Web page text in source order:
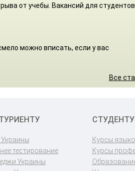
от учебы. Вакансий для
можно вписать, если у вас
Все
тестирование
Украины
СТУДЕНТУ
Курсы
Курсы